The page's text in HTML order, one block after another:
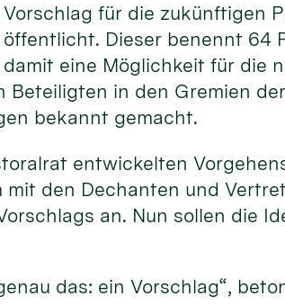
Vor­schlag für die zukünf­tigen
öffent­licht. Dieser be­nennt 64
damit eine Mög­lich­keit für die
in den Gre­mien
be­kannt ge­macht.
ent­wickel­ten
den De­chan­ten und
an. Nun sollen die
das: ein Vor­schlag“,